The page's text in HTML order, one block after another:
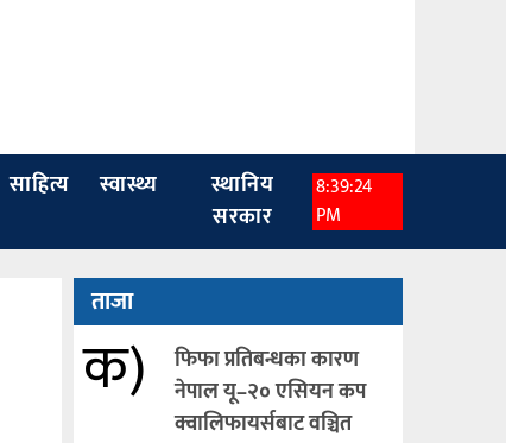
साहित्य स्वास्थ्य
स्थानिय
सरकार
8:39:25
PM
ताजा
क)
फिफा प्रतिबन्धका कारण
नेपाल यू–२० एसियन कप
क्वालिफायर्सबाट वञ्चित